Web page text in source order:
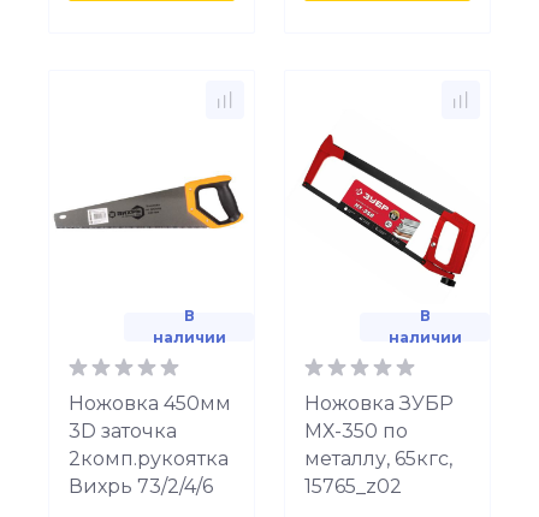
В
наличии
Ножовка 450мм
3D заточка
2комп.рукоятка
Вихрь 73/2/4/6
В
наличии
Ножовка ЗУБР
МХ-350 по
металлу, 65кгс,
15765_z02